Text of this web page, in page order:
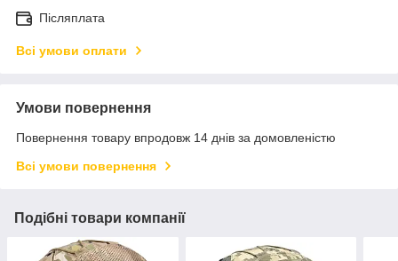
Післяплата
Всі умови оплати
Умови повернення
Повернення товару впродовж 14 днів за домовленістю
Всі умови повернення
Подібні товари компанії